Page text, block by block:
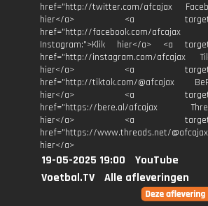
href="http://twitter.com/afcajax
hier</a> <a
href="http://facebook.com/afcajax
Instagram:">Klik hier</a> <a
href="http://instagram.com/afcajax
hier</a> <a
href="http://tiktok.com/@afcajax
hier</a> <a
href="https://bere.al/afcajax
hier</a> <a
href="https://www.threads.net/
hier</a>
19-05-2025 19:00
YouTube
Voetbal.TV
Alle afleveringen